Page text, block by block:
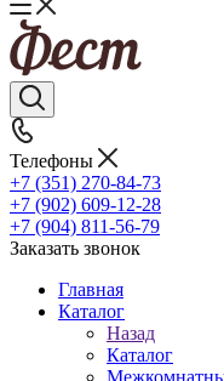
Телефоны
+7 (351) 270-84-73
+7 (902) 609-12-28
+7 (904) 811-56-79
Заказать звонок
Главная
Каталог
Назад
Каталог